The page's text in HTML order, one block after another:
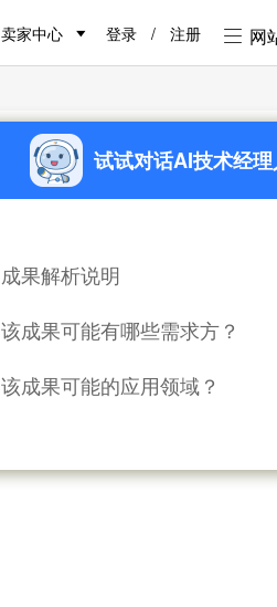
登录 / 注册 网
卖家中心
试试对话AI技术经理
成果解析说明
该成果可能有哪些需求方？
该成果可能的应用领域？